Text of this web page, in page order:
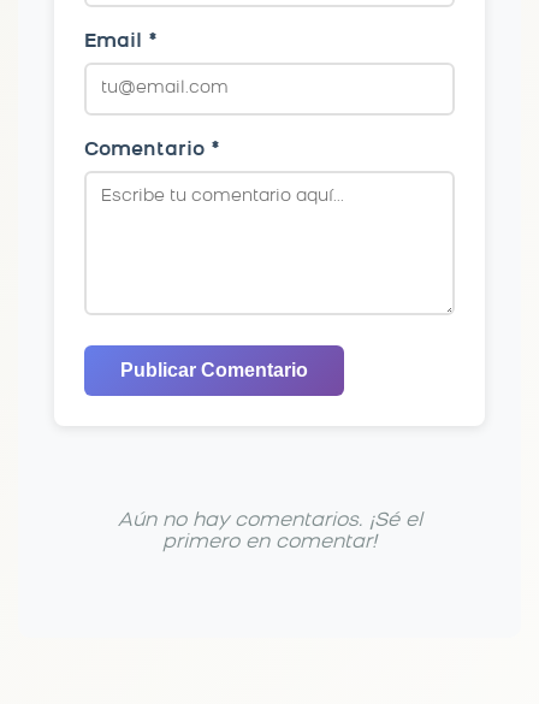
Email *
Comentario *
Publicar Comentario
Aún no hay comentarios. ¡Sé el
primero en comentar!